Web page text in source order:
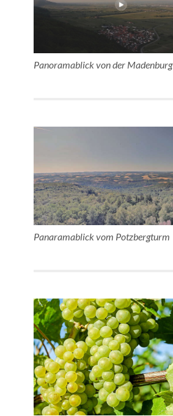
Panoramablick von der Madenburg
Panaramablick vom Potzbergturm